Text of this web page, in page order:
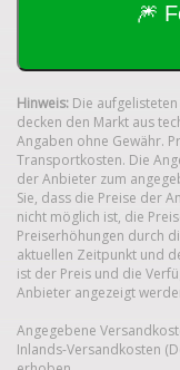
🎆 Feuerwerk im Shop
Hinweis: Die
decken den Markt aus
Angaben ohne Gewähr.
Transportkosten. Die
der Anbieter zum
Sie, dass die Preise der
nicht möglich ist, die
Preiserhöhungen durch
aktuellen Zeitpunkt und
ist der Preis und die
Anbieter angezeigt
Angegebene
Inlands-Versandkosten